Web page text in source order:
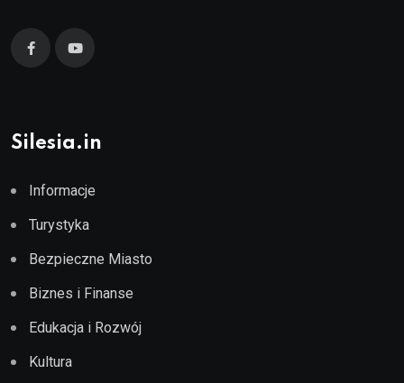
Silesia.in
Informacje
Turystyka
Bezpieczne Miasto
Biznes i Finanse
Edukacja i Rozwój
Kultura